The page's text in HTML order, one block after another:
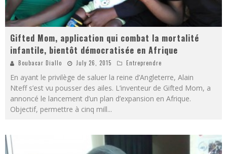
Gifted Mom, application qui combat la mortalité
infantile, bientôt démocratisée en Afrique
Boubacar Diallo July 26, 2015 Entreprendre
En ayant le privilège de saluer la reine d’Angleterre, Alain
Nteff s’est vu pousser des ailes. L’inventeur de Gifted Mom, a
annoncé le lancement d’un plan d’expansion en Afrique.
Objectif, permettre à cinq mill...